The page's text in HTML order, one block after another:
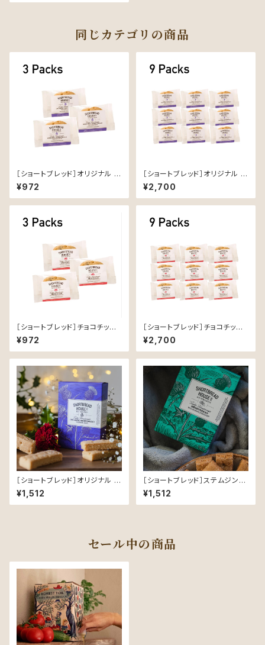
GH】
同じカテゴリの商品
［ショートブレッド］オリジナル ト
ラディショナルレシピ 2個入り ×
3袋【SHORTBREAD HOUSE
OF EDINBURGH】
¥972
［ショートブレッド］オリジナル ト
ラディショナルレシピ 2個入り ×
9袋【SHORTBREAD HOUSE
OF EDINBURGH】
¥2,700
［ショートブレッド］チョコチップ2
個入り × 3袋【SHORTBREAD
HOUSE OF EDINBURGH】
¥972
［ショートブレッド］チョコチップ2
個入り × 9袋【SHORTBREAD
HOUSE OF EDINBURGH】
¥2,700
［ショートブレッド］オリジナル ト
ラディショナルレシピBOX【SHO
RTBREAD HOUSE OF EDIN
BURGH】
¥1,512
［ショートブレッド］ステムジンジ
ャーBOX【SHORTBREAD HO
USE OF EDINBURGH】
¥1,512
セール中の商品